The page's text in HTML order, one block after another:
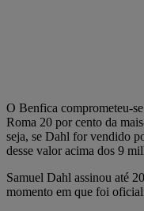
O Benfica comprometeu-
Roma 20 por cento da
seja, se Dahl for vendido
desse valor acima dos 9
Samuel Dahl assinou até
momento em que foi